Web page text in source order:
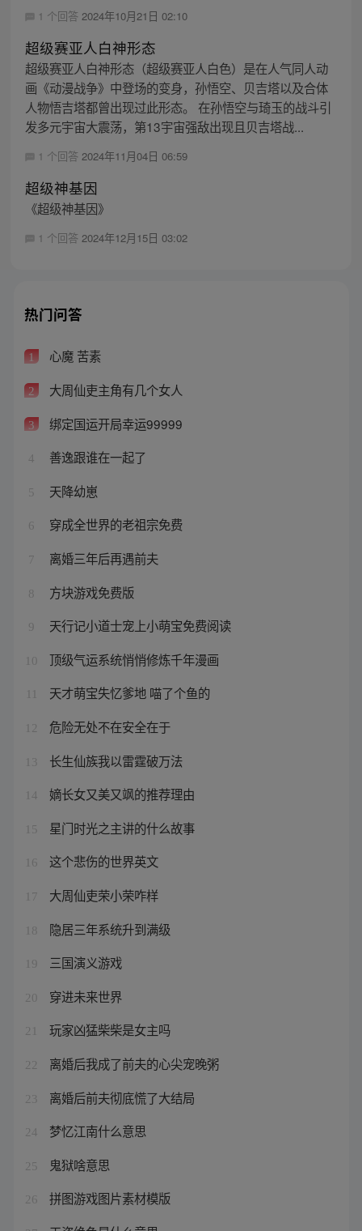
1 个回答 2024年10月21日 02:10
超级赛亚人白神形态
超级赛亚人白神形态（超级赛亚人白色）是在人气同人动
画《动漫战争》中登场的变身，孙悟空、贝吉塔以及合体
人物悟吉塔都曾出现过此形态。 在孙悟空与琦玉的战斗引
发多元宇宙大震荡，第13宇宙强敌出现且贝吉塔战...
1 个回答 2024年11月04日 06:59
超级神基因
《超级神基因》
1 个回答 2024年12月15日 03:02
热门问答
1 心魔 苦素
2 大周仙吏主角有几个女人
3 绑定国运开局幸运99999
4 善逸跟谁在一起了
5 天降幼崽
6 穿成全世界的老祖宗免费
7 离婚三年后再遇前夫
8 方块游戏免费版
9 天行记小道士宠上小萌宝免费阅读
10 顶级气运系统悄悄修炼千年漫画
天才萌宝失忆爹地 喵了个鱼的
12 危险无处不在安全在于
13 长生仙族我以雷霆破万法
14 嫡长女又美又飒的推荐理由
15 星门时光之主讲的什么故事
16 这个悲伤的世界英文
17 大周仙吏荣小荣咋样
18 隐居三年系统升到满级
19 三国演义游戏
20 穿进未来世界
21 玩家凶猛柴柴是女主吗
22 离婚后我成了前夫的心尖宠晚粥
23 离婚后前夫彻底慌了大结局
24 梦忆江南什么意思
25 鬼狱啥意思
26 拼图游戏图片素材模版